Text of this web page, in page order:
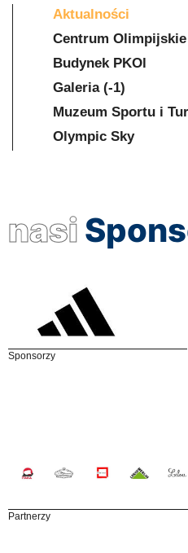
Aktualności
Centrum Olimpijskie
Budynek PKOl
Galeria (-1)
Muzeum Sportu i
Olympic Sky
nasi
Sponsorzy
Partnerzy